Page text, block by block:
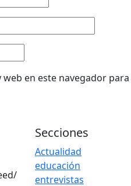
en este navegador
Secciones
Actualidad
educación
entrevistas